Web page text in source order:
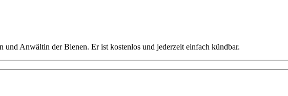
Anwältin der Bienen. Er ist kostenlos und jederzeit einfach kündbar.